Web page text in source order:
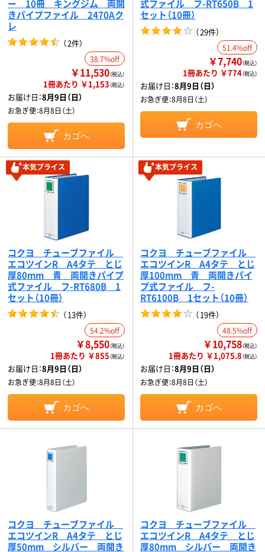
ー 10冊 キングジム 両開
きパイプファイル 2470Aク
レ
（2件）
38.7%off
￥11,530（税込）
1冊あたり ￥1,153（税込）
お届け日：8月9日（日）
お急ぎ便：8月8日（土）
カゴへ
式ファイル フ-RT650B 1
セット（10冊）
（29件）
51.4%off
￥7,740（税込）
1冊あたり ￥774（税込）
お届け日：8月9日（日）
お急ぎ便：8月8日（土）
カゴへ
本気プライス
コクヨ チューブファイル
エコツインR A4タテ とじ
厚80mm 青 両開きパイプ
式ファイル フ-RT680B 1
セット（10冊）
（13件）
54.2%off
￥8,550（税込）
1冊あたり ￥855（税込）
お届け日：8月9日（日）
お急ぎ便：8月8日（土）
カゴへ
本気プライス
コクヨ チューブファイル
エコツインR A4タテ とじ
厚100mm 青 両開きパイ
プ式ファイル フ-
RT6100B 1セット（10冊）
（19件）
48.5%off
￥10,758（税込）
1冊あたり ￥1,075.8（税込）
お届け日：8月9日（日）
お急ぎ便：8月8日（土）
カゴへ
コクヨ チューブファイル
エコツインR A4タテ とじ
厚50mm シルバー 両開き
コクヨ チューブファイル
エコツインR A4タテ とじ
厚80mm シルバー 両開き